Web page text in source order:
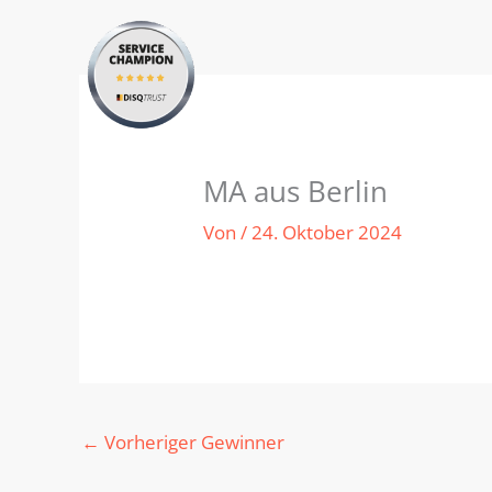
MA aus Berlin
Von/24. Oktober 2024
← Vorheriger Gewinner